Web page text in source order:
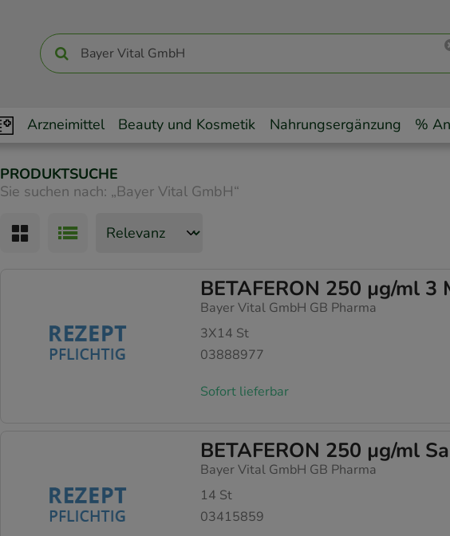
Arzneimittel Beauty und Kosmetik Nahrungsergänzung %
PRODUKTSUCHE
Sie suchen nach: „Bayer Vital GmbH“
BETAFERON 250 µg/ml 3
Bayer Vital GmbH GB Pharma
3X14 St
03888977
Sofort lieferbar
BETAFERON 250 µg/ml
Bayer Vital GmbH GB Pharma
14 St
03415859